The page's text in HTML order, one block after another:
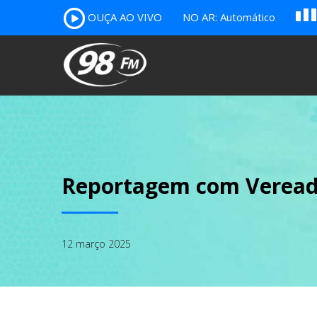
OUÇA AO VIVO NO AR: Automático B c
Reportagem com
12 março 2025